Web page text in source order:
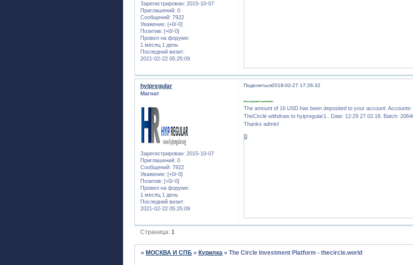
Зарегистрирован: 2015-10-07
Приглашений: 0
Сообщений: 7922
Уважение: [+0/-0]
Позитив: [+0/-0]
Провел на форуме:
1 месяц 1 день
Последний визит:
2021-02-22 05:25:09
Поделиться2018-02-27 17:26:32
hyipregular
Магнат
Зарегистрирован: 2015-10-07
Приглашений: 0
Сообщений: 7922
Уважение: [+0/-0]
Позитив: [+0/-0]
Провел на форуме:
1 месяц 1 день
Последний визит:
2021-02-22 05:25:09
Next payment automatic!
The amount of 16 USD has been deposited to your account.
TheCircle withdraw to hyipregular1.. Date: 12:29 27.02.18. Batch:
Thanks admin!
0
Страница:1
» МОСКВА И СПБ » Курилка »The Circle Investment Platform - thecircle.world